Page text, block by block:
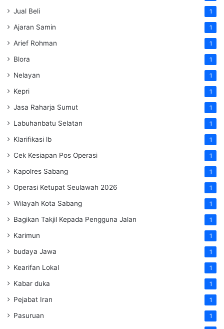
Jual Beli 1
Ajaran Samin 1
Arief Rohman 1
Blora 1
Nelayan 1
Kepri 1
Jasa Raharja Sumut 1
Labuhanbatu Selatan 1
Klarifikasi lb 1
Cek Kesiapan Pos Operasi 1
Kapolres Sabang 1
Operasi Ketupat Seulawah 2026 1
Wilayah Kota Sabang 1
Bagikan Takjil Kepada Pengguna Jalan 1
Karimun 1
budaya Jawa 1
Kearifan Lokal 1
Kabar duka 1
Pejabat Iran 1
Pasuruan 1